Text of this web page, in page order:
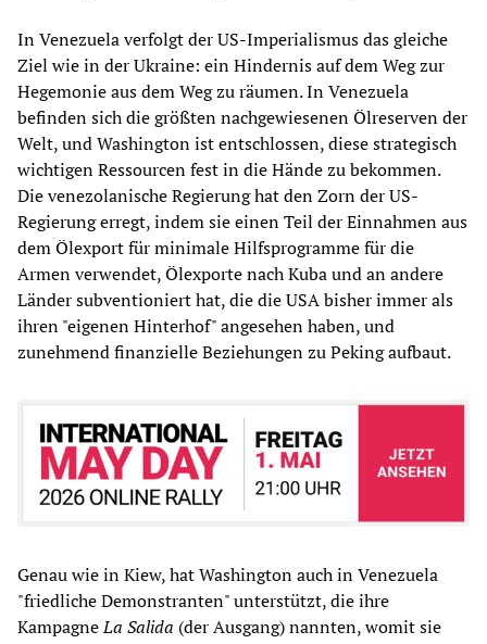
In Venezuela verfolgt der US-Imperialismus das gleiche
Ziel wie in der Ukraine: ein Hindernis auf dem Weg zur
Hegemonie aus dem Weg zu räumen. In Venezuela
befinden sich die größten nachgewiesenen Ölreserven der
Welt, und Washington ist entschlossen, diese strategisch
wichtigen Ressourcen fest in die Hände zu bekommen.
Die venezolanische Regierung hat den Zorn der US-
Regierung erregt, indem sie einen Teil der Einnahmen aus
dem Ölexport für minimale Hilfsprogramme für die
Armen verwendet, Ölexporte nach Kuba und an andere
Länder subventioniert hat, die die USA bisher immer als
ihren "eigenen Hinterhof" angesehen haben, und
zunehmend finanzielle Beziehungen zu Peking aufbaut.
Genau wie in Kiew, hat Washington auch in Venezuela
"friedliche Demonstranten" unterstützt, die ihre
KampagneLa Salida (der Ausgang) nannten, womit sie